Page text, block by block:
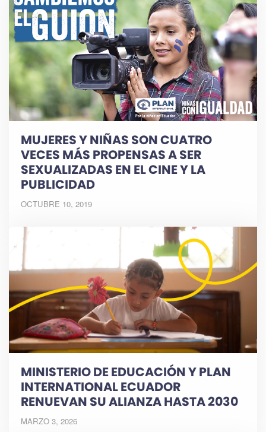
MUJERES Y NIÑAS SON CUATRO
VECES MÁS PROPENSAS A SER
SEXUALIZADAS EN EL CINE Y LA
PUBLICIDAD
OCTUBRE 10, 2019
MINISTERIO DE EDUCACIÓN Y PLAN
INTERNATIONAL ECUADOR
RENUEVAN SU ALIANZA HASTA 2030
MARZO 3, 2026